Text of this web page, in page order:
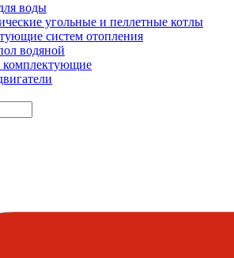
воды
угольные и пеллетные котлы
систем отопления
водяной
комплектующие